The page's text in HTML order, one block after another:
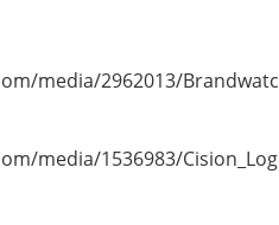
media/2962013/
media/1536983/